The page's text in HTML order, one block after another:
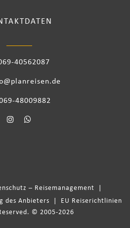
40562087
48009882
– Reisemanagement
des Anbieters
EU Reiserichtlinien
© 2005-2026